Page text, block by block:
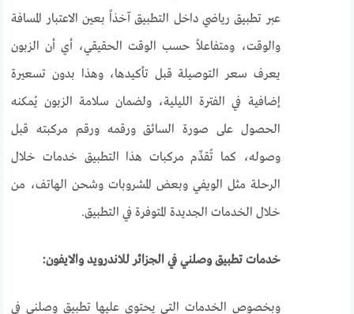
عبر تطبيق رياضي داخل التطبيق آخذاً بعين الاعتبار المسافة
والوقت، ومتفاعلاً حسب الوقت الحقيقي، أي أن الزبون
يعرف سعر التوصيلة قبل تأكيدها، وهذا بدون تسعيرة
إضافية في الفترة الليلية، ولضمان سلامة الزبون يُمكنه
الحصول على صورة السائق ورقمه ورقم مركبته قبل
وصوله، كما تُقدِّم مركبات هذا التطبيق خدمات خلال
الرحلة مثل الويفي وبعض المشروبات وشحن الهاتف، من
خلال الخدمات الجديدة المتوفرة في التطبيق.
خدمات تطبيق وصلني في الجزائر للاندرويد والايفون:
وبخصوص الخدمات التي يحتوي عليها تطبيق وصلني في